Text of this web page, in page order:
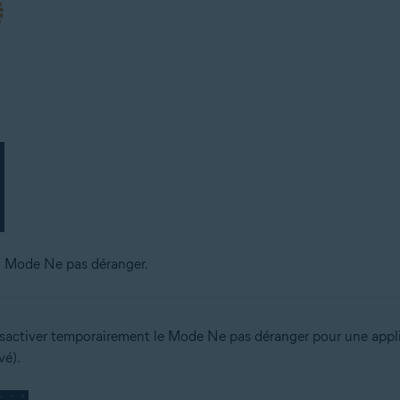
Ne pas déranger.
temporairement le Mode Ne pas déranger pour une